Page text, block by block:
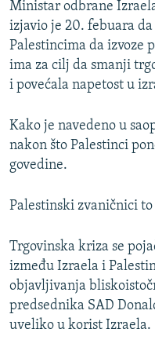
TV LIBERTY
POST SCRIPTUM
MOJA EVROPA
SVE KARTE DEJTONA
NASTANAK I RASPAD
Sve RFE/RL stranice
Ministar odbrane
izjavio je 20. febuara
Palestincima da izvoze
ima za cilj da smanji
i povećala napetost u
Kako je navedeno u
nakon što Palestinci
govedine.
Palestinski zvaničnici
Trgovinska kriza se
između Izraela i
objavljivanja
predsednika SAD
uveliko u korist Izraela.